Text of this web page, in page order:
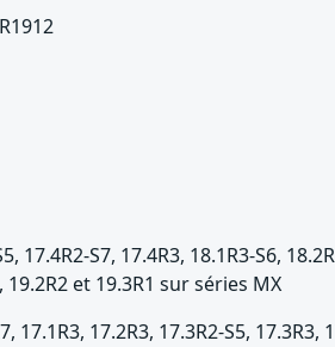
S7, 17.4R3, 18.1R3-S6,
19.2R2 et 19.3R1 sur séries MX
17.2R3, 17.3R2-S5, 17.3R3,